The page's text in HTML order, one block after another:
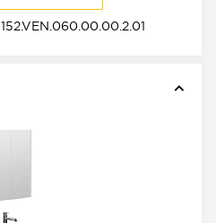
152.VEN.060.00.00.2.01